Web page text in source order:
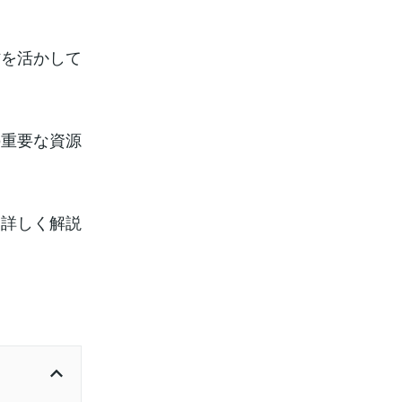
活かして
要な資源
しく解説